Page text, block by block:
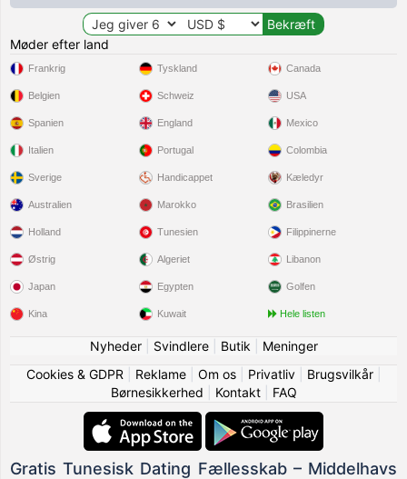
Møder efter land
Frankrig
Belgien
Spanien
Italien
Sverige
Tyskland
Schweiz
England
Portugal
Handicappet
Canada
USA
Mexico
Colombia
Kæledyr
Australien
Holland
Østrig
Japan
Kina
Marokko
Tunesien
Algeriet
Egypten
Kuwait
Brasilien
Filippinerne
Libanon
Golfen
Hele listen
Nyheder| Svindlere| Butik
Meninger
Cookies & GDPR
Reklame| Om os| Privatliv| Brugsvilkår|
Børnesikkerhed
Kontakt| FAQ
Gratis Tunesisk Dating Fællesskab – Middelhavs